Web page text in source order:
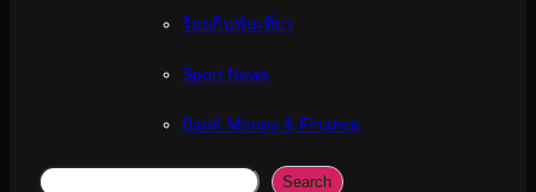
ร้อยกินพันเที่ยว
Sport News
ฺBanK Money & Finance
Search Search